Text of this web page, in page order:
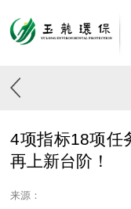
4项指标18项任
再上新台阶！
来源：